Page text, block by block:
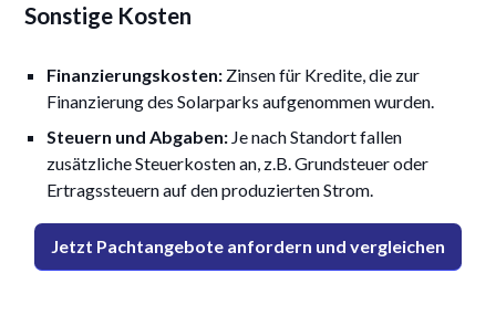
Sonstige Kosten
Finanzierungskosten: Zinsen für Kredite, die zur
Finanzierung des Solarparks aufgenommen wurden.
Steuern und Abgaben: Je nach Standort fallen
zusätzliche Steuerkosten an, z.B. Grundsteuer oder
Ertragssteuern auf den produzierten Strom.
Jetzt Pachtangebote anfordern und vergleichen